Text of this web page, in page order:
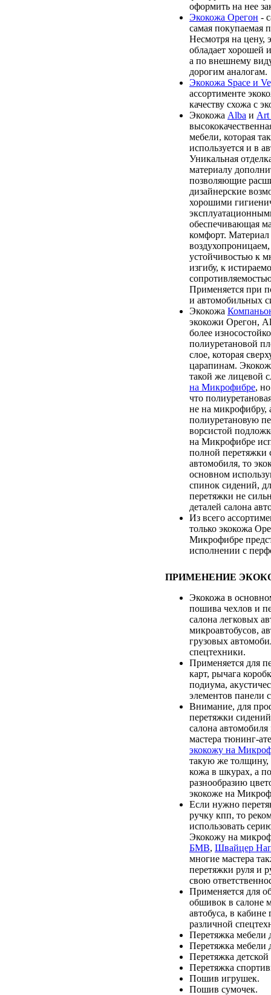
оформить на нее
Экокожа Орегон -
самая покупаемая
Несмотря на цену,
обладает хорошей
а по внешнему
дорогим аналогам.
Экокожа Space и
ассортименте
качеству схожа с
Экокожа Alba и Art
мебели, которая
используется и в
Уникальная
материалу
позволяющие
дизайнерские
хорошими
обеспечивающая
комфорт. Материал
устойчивостью к
изгибу, к
Применяется при
и автомобильных
Экокожа
экокожи Орегон,
более
полиуретановой
слое, которая
царапинам.
такой же лицевой
на Микрофибре,
что
не на микрофибру,
полиуретановую
ворсистой
на Микрофибре
полной перетяжки
автомобиля, то
основном
спинок сидений,
перетяжки не
деталей салона
Из всего
только экокожа
Микрофибре
исполнении с
ПРИМЕНЕНИЕ
Экокожа в
пошива чехлов и
салона легковых
микроавтобусов,
грузовых
спецтехники.
Применяется для
карт, рычага
подиума,
элементов панели
Внимание, для
перетяжки
салона автомобиля
мастера тюнинг-
экокожу на
такую же толщину,
кожа в шкурах, а
разнообразию
экокоже на
Если нужно
ручку кпп, то
использовать
Экокожу на
БМВ, Швайцер
многие мастера
перетяжки руля и
свою
Применяется для
обшивок в салоне
автобуса, в
различной
Перетяжка мебели
Перетяжка мебели
Перетяжка
Перетяжка
Пошив игрушек.
Пошив сумочек.